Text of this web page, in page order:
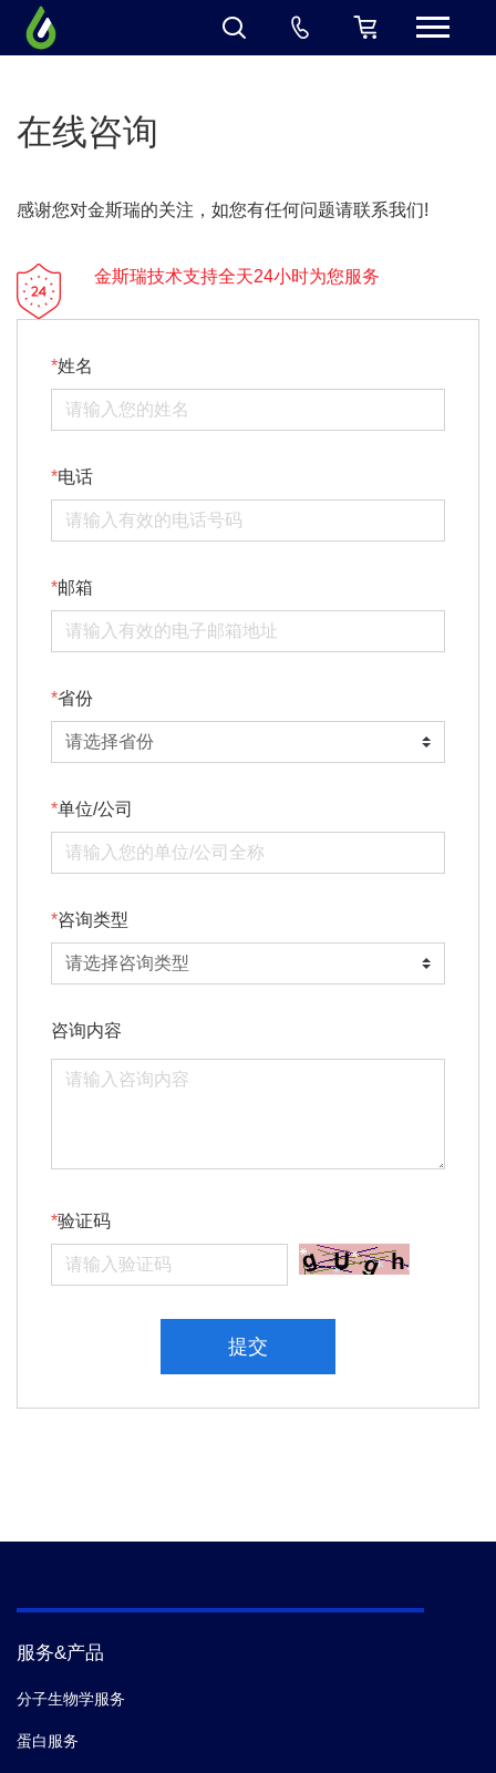
在线咨询
感谢您对金斯瑞的关注，如您有任何问题请联系我们!
金斯瑞技术支持全天24小时为您服务
姓名
电话
邮箱
省份
单位/公司
咨询类型
咨询内容
验证码
提交
服务&产品
分子生物学服务
蛋白服务